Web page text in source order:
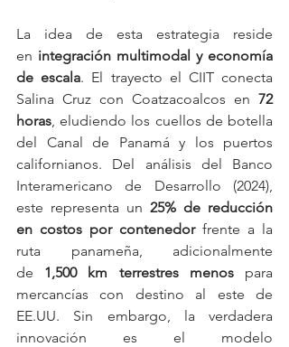
La idea de esta estrategia reside
en integración multimodal y economía
de escala. El trayecto el CIIT conecta
Salina Cruz con Coatzacoalcos en 72
horas , eludiendo los cuellos de botella
del Canal de Panamá y los puertos
californianos. Del análisis del Banco
Interamericano de Desarrollo (2024),
este representa un 25% de reducción
en costos por contenedor frente a la
ruta panameña, adicionalmente
de 1,500 km terrestres menos para
mercancías con destino al este de
EE.UU. Sin embargo, la verdadera
innovación es el modelo